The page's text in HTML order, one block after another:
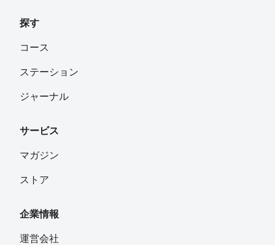
探す
コース
ステーション
ジャーナル
サービス
マガジン
ストア
企業情報
運営会社